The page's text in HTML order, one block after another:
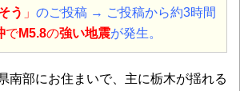
う 」 のご投稿 → ご投稿から約3時間
でM5.8の強い地震が発生。
南部にお住まいで、主に栃木が揺れる